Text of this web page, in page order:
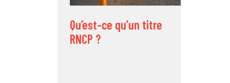
Qu’est-ce qu’un titre
RNCP ?